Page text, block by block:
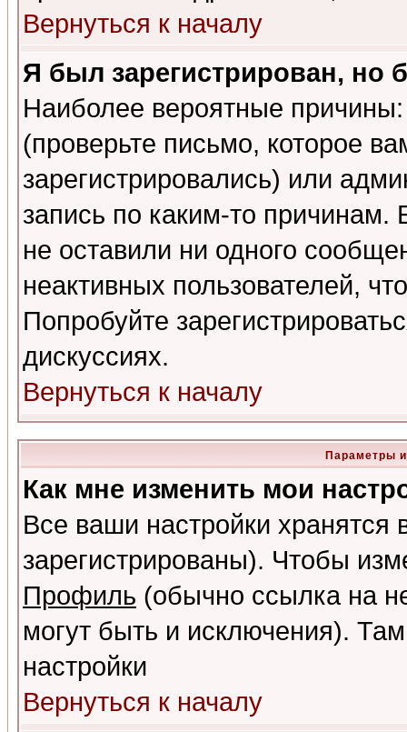
Вернуться к началу
Я был зарегистрирован, но
Наиболее вероятные
(проверьте письмо, которое
зарегистрировались) или
запись по каким-то
не оставили ни одного
неактивных пользователей,
Попробуйте
дискуссиях.
Вернуться к началу
Параметры
Как мне изменить мои
Все ваши настройки
зарегистрированы). Чтобы
Профиль (обычно ссылка на
могут быть и исключения).
настройки
Вернуться к началу